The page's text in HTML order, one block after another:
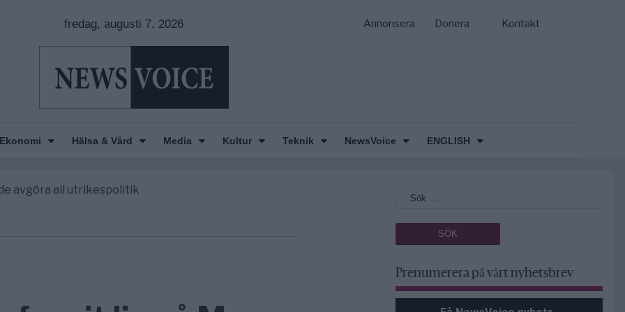
fredag, augusti 7, 2026 Annonsera Donera Kontakt
Ekonomi Hälsa & Vård Media Kultur Teknik NewsVoice ENGLISH
om amerikansk påverkan
någonsin
Prenumerera på vårt nyhetsbrev